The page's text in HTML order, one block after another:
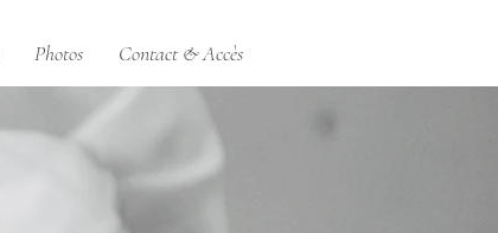
Photos Contact & Accès